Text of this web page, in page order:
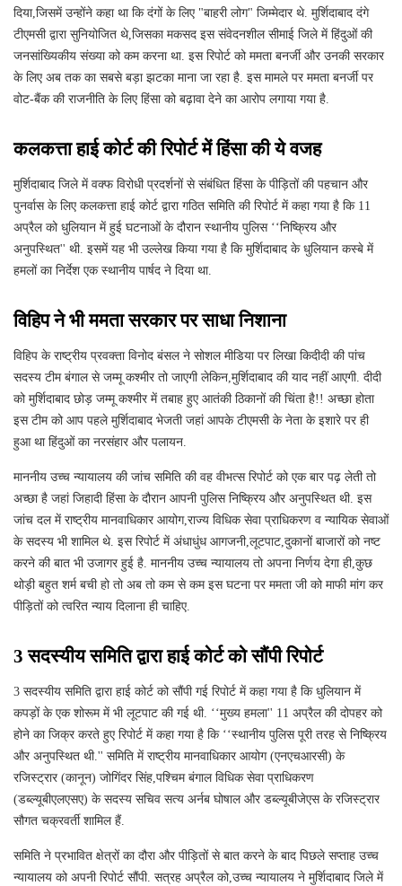
दिया,जिसमें उन्होंने कहा था कि दंगों के लिए "बाहरी लोग" जिम्मेदार थे. मुर्शिदाबाद दंगे
टीएमसी द्वारा सुनियोजित थे,जिसका मकसद इस संवेदनशील सीमाई जिले में हिंदुओं की
जनसांख्यिकीय संख्या को कम करना था. इस रिपोर्ट को ममता बनर्जी और उनकी सरकार
के लिए अब तक का सबसे बड़ा झटका माना जा रहा है. इस मामले पर ममता बनर्जी पर
वोट-बैंक की राजनीति के लिए हिंसा को बढ़ावा देने का आरोप लगाया गया है.
कलकत्ता हाई कोर्ट की रिपोर्ट में हिंसा की ये वजह
मुर्शिदाबाद जिले में वक्फ विरोधी प्रदर्शनों से संबंधित हिंसा के पीड़ितों की पहचान और
पुनर्वास के लिए कलकत्ता हाई कोर्ट द्वारा गठित समिति की रिपोर्ट में कहा गया है कि 11
अप्रैल को धुलियान में हुई घटनाओं के दौरान स्थानीय पुलिस ‘‘निष्क्रिय और
अनुपस्थित'' थी. इसमें यह भी उल्लेख किया गया है कि मुर्शिदाबाद के धुलियान कस्बे में
हमलों का निर्देश एक स्थानीय पार्षद ने दिया था.
विहिप ने भी ममता सरकार पर साधा निशाना
विहिप के राष्ट्रीय प्रवक्ता विनोद बंसल ने सोशल मीडिया पर लिखा किदीदी की पांच
सदस्य टीम बंगाल से जम्मू कश्मीर तो जाएगी लेकिन,मुर्शिदाबाद की याद नहीं आएगी. दीदी
को मुर्शिदाबाद छोड़ जम्मू कश्मीर में तबाह हुए आतंकी ठिकानों की चिंता है!! अच्छा होता
इस टीम को आप पहले मुर्शिदाबाद भेजती जहां आपके टीएमसी के नेता के इशारे पर ही
हुआ था हिंदुओं का नरसंहार और पलायन.
माननीय उच्च न्यायालय की जांच समिति की वह वीभत्स रिपोर्ट को एक बार पढ़ लेती तो
अच्छा है जहां जिहादी हिंसा के दौरान आपनी पुलिस निष्क्रिय और अनुपस्थित थी. इस
जांच दल में राष्ट्रीय मानवाधिकार आयोग,राज्य विधिक सेवा प्राधिकरण व न्यायिक सेवाओं
के सदस्य भी शामिल थे. इस रिपोर्ट में अंधाधुंध आगजनी,लूटपाट,दुकानों बाजारों को नष्ट
करने की बात भी उजागर हुई है. माननीय उच्च न्यायालय तो अपना निर्णय देगा ही,कुछ
थोड़ी बहुत शर्म बची हो तो अब तो कम से कम इस घटना पर ममता जी को माफी मांग कर
पीड़ितों को त्वरित न्याय दिलाना ही चाहिए.
3 सदस्यीय समिति द्वारा हाई कोर्ट को सौंपी रिपोर्ट
3 सदस्यीय समिति द्वारा हाई कोर्ट को सौंपी गई रिपोर्ट में कहा गया है कि धुलियान में
कपड़ों के एक शोरूम में भी लूटपाट की गई थी. ‘‘मुख्य हमला'' 11 अप्रैल की दोपहर को
होने का जिक्र करते हुए रिपोर्ट में कहा गया है कि ‘‘स्थानीय पुलिस पूरी तरह से निष्क्रिय
और अनुपस्थित थी.'' समिति में राष्ट्रीय मानवाधिकार आयोग (एनएचआरसी) के
रजिस्ट्रार (कानून) जोगिंदर सिंह,पश्चिम बंगाल विधिक सेवा प्राधिकरण
(डब्ल्यूबीएलएसए) के सदस्य सचिव सत्य अर्नब घोषाल और डब्ल्यूबीजेएस के रजिस्ट्रार
सौगत चक्रवर्ती शामिल हैं.
समिति ने प्रभावित क्षेत्रों का दौरा और पीड़ितों से बात करने के बाद पिछले सप्ताह उच्च
न्यायालय को अपनी रिपोर्ट सौंपी. सत्रह अप्रैल को,उच्च न्यायालय ने मुर्शिदाबाद जिले में